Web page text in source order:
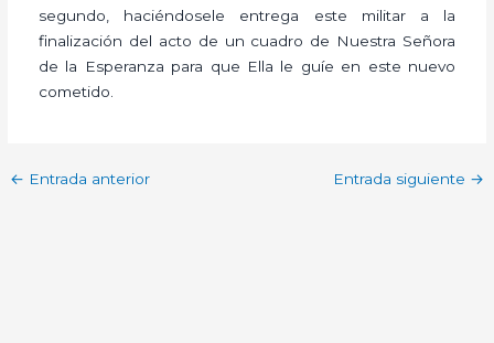
segundo, haciéndosele entrega este militar a la
finalización del acto de un cuadro de Nuestra Señora
de la Esperanza para que Ella le guíe en este nuevo
cometido.
← Entrada anterior Entrada siguiente →